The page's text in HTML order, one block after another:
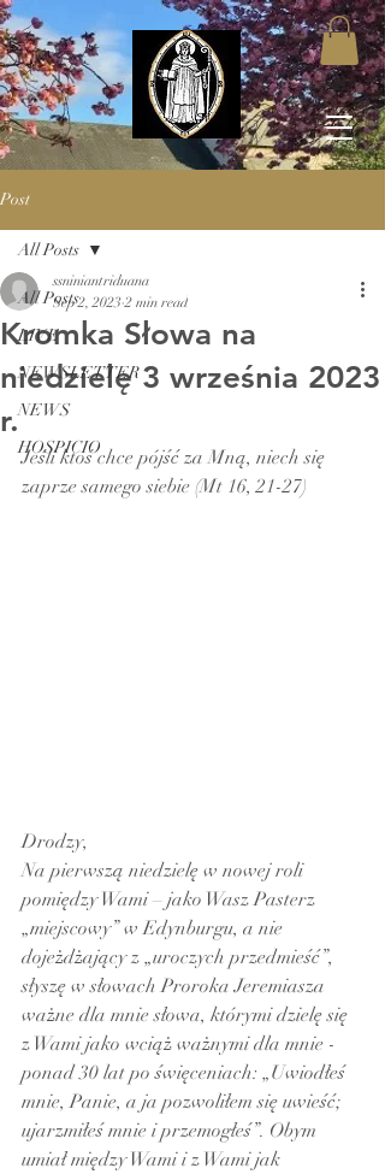
Post
All Posts
LIVE
NEWSLETTER
NEWS
HOSPICIO
All Posts
Kromka Słowa na
niedzielę 3 września 2023
r.
ssniniantriduana
Sep 2, 2023 2 min read
Jeśli ktoś chce pójść za Mną, niech się
zaprze samego siebie (Mt 16, 21-27)
Drodzy,
Na pierwszą niedzielę w nowej roli
pomiędzy Wami – jako Wasz Pasterz
„miejscowy” w Edynburgu, a nie
dojeżdżający z „uroczych przedmieść”,
słyszę w słowach Proroka Jeremiasza
ważne dla mnie słowa, którymi dzielę się
z Wami jako wciąż ważnymi dla mnie -
ponad 30 lat po święceniach: „Uwiodłeś
mnie, Panie, a ja pozwoliłem się uwieść;
ujarzmiłeś mnie i przemogłeś”. Obym
umiał między Wami i z Wami jak